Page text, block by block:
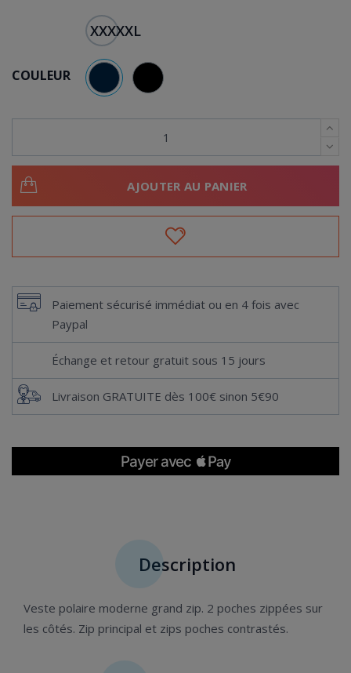
COULEUR BLEU MARINE
NOIR
XXXXXL
AJOUTER AU PANIER
Paiement sécurisé immédiat ou en 4 fois avec
Paypal
Échange et retour gratuit sous 15 jours
Livraison GRATUITE dès 100€ sinon 5€90
Description
Veste polaire moderne grand zip. 2 poches zippées sur
les côtés. Zip principal et zips poches contrastés.